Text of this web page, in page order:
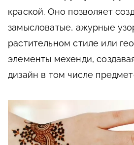
краской. Оно позволяет
замысловатые, ажурные
растительном стиле или
элементы мехенди,
дизайн в том числе